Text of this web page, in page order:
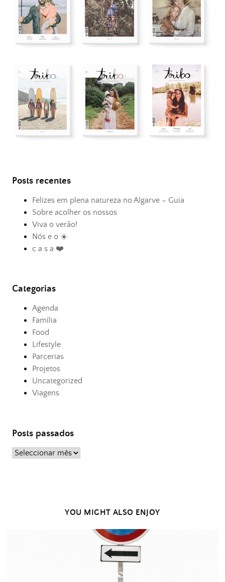
Posts recentes
Felizes em plena natureza no Algarve – Guia
Sobre acolher os nossos
Viva o verão!
Nós e o ☀️
c a s a ❤️
Categorias
Agenda
Família
Food
Lifestyle
Parcerias
Projetos
Uncategorized
Viagens
Posts passados
Posts
YOU MIGHT ALSO ENJOY